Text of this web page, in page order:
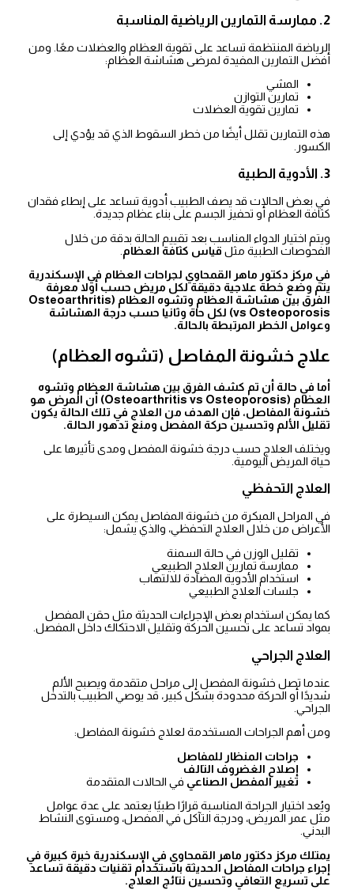
2. ممارسة التمارين الرياضية المناسبة
الرياضة المنتظمة تساعد على تقوية العظام والعضلات معًا. ومن
أفضل التمارين المفيدة لمرضى هشاشة العظام:
المشي
تمارين التوازن
تمارين تقوية العضلات
هذه التمارين تقلل أيضًا من خطر السقوط الذي قد يؤدي إلى
الكسور.
3. الأدوية الطبية
في بعض الحالات قد يصف الطبيب أدوية تساعد على إبطاء فقدان
كثافة العظام أو تحفيز الجسم على بناء عظام جديدة.
ويتم اختيار الدواء المناسب بعد تقييم الحالة بدقة من خلال
الفحوصات الطبية مثل قياس كثافة العظام
في مركز دكتور ماهر القمحاوي لجراحات العظام في الإسكندرية
يتم وضع خطة علاجية دقيقة لكل مريض حسب أولا معرفة
الفرق بين هشاشة العظام وتشوه العظام (Osteoarthritis
vs Osteoporosis) لكل حاة وثانيا حسب درجة الهشاشة
وعوامل الخطر المرتبطة بالحالة.
علاج خشونة المفاصل (تشوه العظام)
أما في حالة أن تم كشف الفرق بين هشاشة العظام وتشوه
العظام (Osteoarthritis vs Osteoporosis) أن المرض هو
خشونة المفاصل، فإن الهدف من العلاج في تلك الحالة يكون
تقليل الألم وتحسين حركة المفصل ومنع تدهور الحالة.
ويختلف العلاج حسب درجة خشونة المفصل ومدى تأثيرها على
حياة المريض اليومية.
العلاج التحفظي
في المراحل المبكرة من خشونة المفاصل يمكن السيطرة على
الأعراض من خلال العلاج التحفظي، والذي يشمل:
تقليل الوزن في حالة السمنة
ممارسة تمارين العلاج الطبيعي
استخدام الأدوية المضادة للالتهاب
جلسات العلاج الطبيعي
كما يمكن استخدام بعض الإجراءات الحديثة مثل حقن المفصل
بمواد تساعد على تحسين الحركة وتقليل الاحتكاك داخل المفصل.
العلاج الجراحي
عندما تصل خشونة المفصل إلى مراحل متقدمة ويصبح الألم
شديدًا أو الحركة محدودة بشكل كبير، قد يوصي الطبيب بالتدخل
الجراحي.
ومن أهم الجراحات المستخدمة لعلاج خشونة المفاصل:
جراحات المنظار للمفاصل
إصلاح الغضروف التالف
تغيير المفصل الصناعي في الحالات المتقدمة
ويُعد اختيار الجراحة المناسبة قرارًا طبيًا يعتمد على عدة عوامل
مثل عمر المريض، ودرجة التآكل في المفصل، ومستوى النشاط
البدني.
يمتلك مركز دكتور ماهر القمحاوي في الإسكندرية خبرة كبيرة في
إجراء جراحات المفاصل الحديثة باستخدام تقنيات دقيقة تساعد
على تسريع التعافي وتحسين نتائج العلاج.